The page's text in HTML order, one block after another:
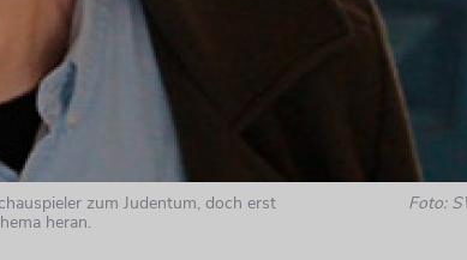
zum Judentum, doch erst
heran.
Foto: